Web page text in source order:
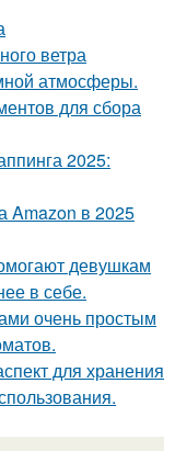
ветра
атмосферы.
для сбора
2025:
Amazon в 2025
девушкам
в себе.
очень простым
для хранения